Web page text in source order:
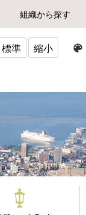
組織から探す
標準 縮小